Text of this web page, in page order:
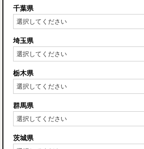
千葉県
埼玉県
栃木県
群馬県
茨城県